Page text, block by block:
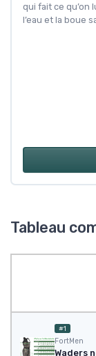
qui fait ce qu’on
l’eau et la boue
Tableau
#1
FortMen
Waders